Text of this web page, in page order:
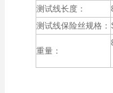
测试线长度：
测试线保险丝规格：
重量：